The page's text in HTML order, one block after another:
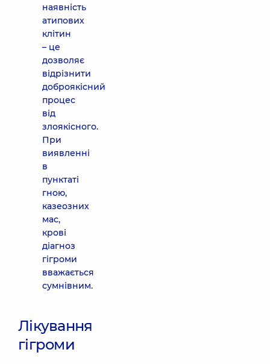
наявність
атипових
клітин
– це
дозволяє
відрізнити
доброякісний
процес
від
злоякісного.
При
виявленні
в
пунктаті
гною,
казеозних
мас,
крові
діагноз
гігроми
вважається
сумнівним.
Лікування
гігроми